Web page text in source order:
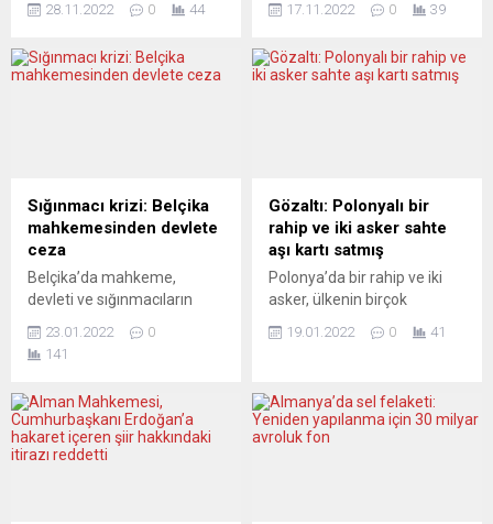
büyüme hızla yavaşlıyor.
gerçek gelirlerini düşürerek
Lagarde, enflasyonu orta
vadeli hedef olan yüzde 2
olduklarını, bunun için
faizleri...
28.11.2022 0 44
yapan Alman şirketlerinin
ekonomide gerileme
beklediğini ve ihracatın
görünümüne ilişkin yaptığı
anketin sonuçlarını yayınladı.
Buna göre, yurt dışına satış
yapan Alman şirketlerinin
yüzde 47’si gelecek...
17.11.2022 0 39
Sığınmacı krizi: Belçika
mahkemesinden devlete
ceza
Belçika’da mahkeme,
devleti ve sığınmacıların
ajans Fedasil’i kınayarak, “en
az bir kişiye kalacak yer
başvurusu alınmayan her iş
günü” için 5 bin avro ceza
ödemelerine hükmetti.
23.01.2022
0
141
Gözaltı: Polonyalı bir
rahip ve iki asker sahte
aşı kartı satmış
Polonya’da bir rahip ve iki
asker, ülkenin birçok
sattıkları suçlamasıyla
tarafından yakalanan
Katolik kilisesi rahibi ve iki
19.01.2022 0 41